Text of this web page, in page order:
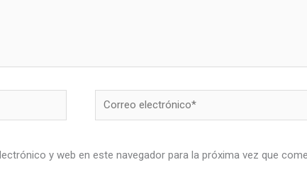
Correo
electrónico*
y web en este navegador para la próxima vez que